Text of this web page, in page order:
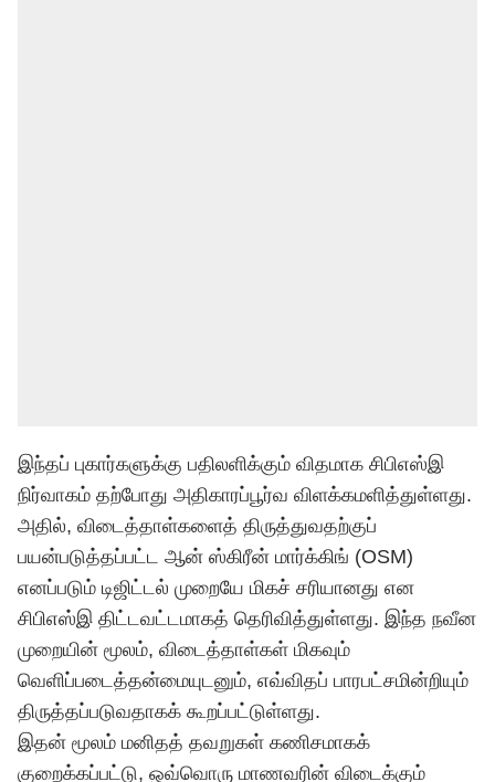
இந்தப் புகார்களுக்கு பதிலளிக்கும் விதமாக சிபிஎஸ்இ
நிர்வாகம் தற்போது அதிகாரப்பூர்வ விளக்கமளித்துள்ளது.
அதில், விடைத்தாள்களைத் திருத்துவதற்குப்
பயன்படுத்தப்பட்ட ஆன் ஸ்கிரீன் மார்க்கிங் (OSM)
எனப்படும் டிஜிட்டல் முறையே மிகச் சரியானது என
சிபிஎஸ்இ திட்டவட்டமாகத் தெரிவித்துள்ளது. இந்த நவீன
முறையின் மூலம், விடைத்தாள்கள் மிகவும்
வெளிப்படைத்தன்மையுடனும், எவ்விதப் பாரபட்சமின்றியும்
திருத்தப்படுவதாகக் கூறப்பட்டுள்ளது.
இதன் மூலம் மனிதத் தவறுகள் கணிசமாகக்
குறைக்கப்பட்டு, ஒவ்வொரு மாணவரின் விடைக்கும்